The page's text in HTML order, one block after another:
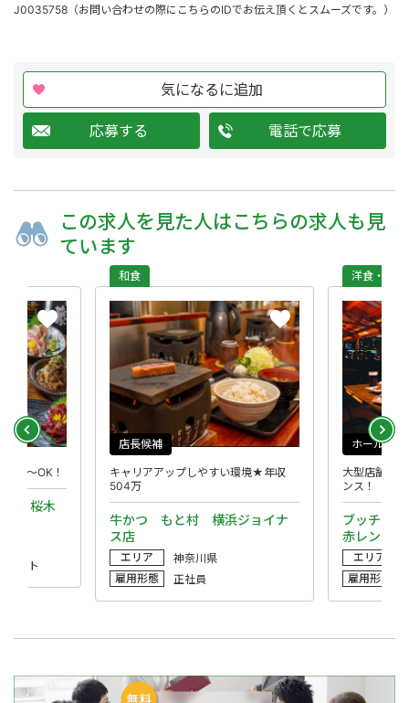
J0035758（お問い合わせの際にこちらのIDでお伝え頂くとスムーズです。）
気になるに追加
応募する 電話で応募
この求人を 見た人はこちらの求人も 見
ています
）桜木
2日～OK！
パート
牛かつ もと村 横浜ジョイナ
ス店
キャリアアップしやすい環境★年収
504万
和食
店長候補
エリア
神奈川県
雇用形態
正社員
ブッチャ
赤レンガ
大型店舗！
ンス！
洋食・西洋
ホール
エリア
雇用形態